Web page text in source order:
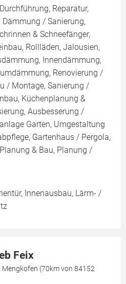
Reparatur,
/ Sanierung,
& Schneefänger,
Rollläden, Jalousien,
Innendämmung,
Renovierung /
/ Montage, Sanierung /
Küchenplanung &
Ausbesserung /
Garten, Umgestaltung
Gartenhaus / Pergola,
& Bau, Planung /
Innenausbau, Lärm- /
Feix
(70km von 84152